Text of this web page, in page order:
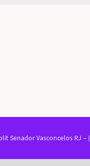
Senador Vasconcelos RJ –